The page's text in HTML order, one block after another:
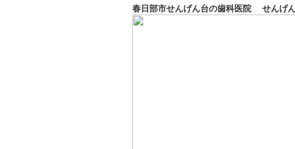
春日部市せんげん台の歯科医院 せんげ